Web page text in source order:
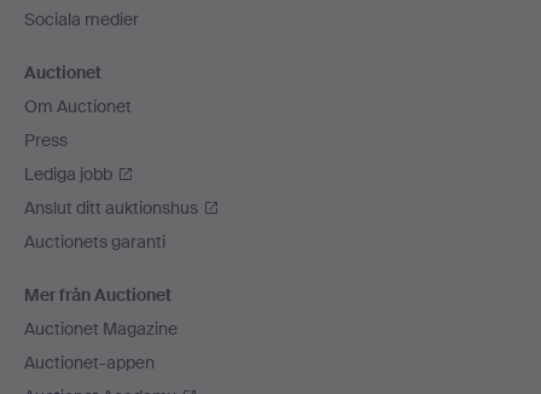
Sociala medier
Auctionet
Om Auctionet
Press
Lediga jobb
Anslut ditt auktionshus
Auctionets garanti
Mer från Auctionet
Auctionet Magazine
Auctionet-appen